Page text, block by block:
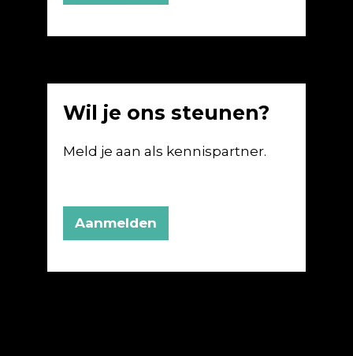
Wil je ons steunen?
Meld je aan als kennispartner.
Aanmelden